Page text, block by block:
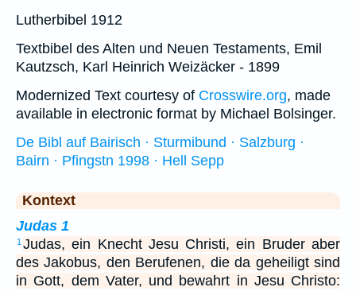
Lutherbibel 1912
Textbibel des Alten und Neuen Testaments, Emil
Kautzsch, Karl Heinrich Weizäcker - 1899
Modernized Text courtesy of Crosswire.org, made
available in electronic format by Michael Bolsinger.
De Bibl auf Bairisch · Sturmibund · Salzburg ·
Bairn · Pfingstn 1998 · Hell Sepp
Kontext
Judas 1
1 Judas, ein Knecht Jesu Christi, ein Bruder aber
des Jakobus, den Berufenen, die da geheiligt sind
in Gott, dem Vater, und bewahrt in Jesu Christo: